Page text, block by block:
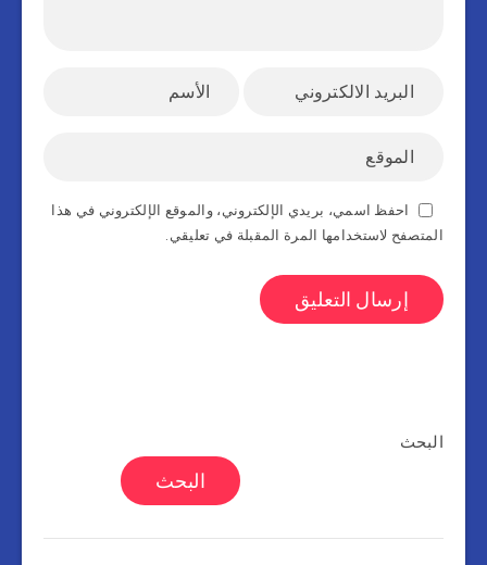
احفظ اسمي، بريدي الإلكتروني، والموقع الإلكتروني في هذا
المتصفح لاستخدامها المرة المقبلة في تعليقي.
البحث
البحث